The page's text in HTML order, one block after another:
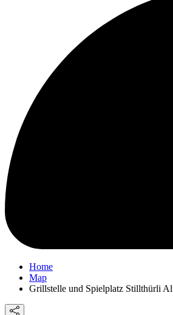
Home
Map
Grillstelle und Spielplatz Stillthürli